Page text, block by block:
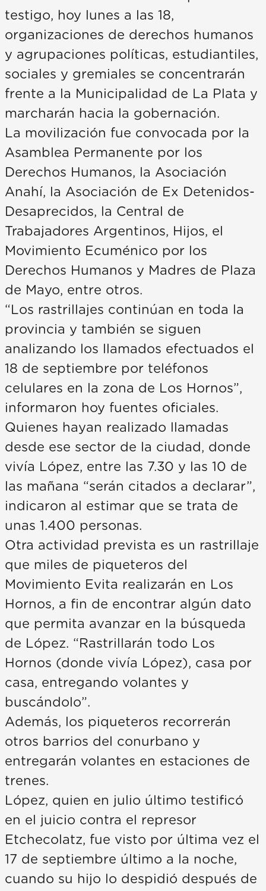
testigo, hoy lunes a las 18,
organizaciones de derechos humanos
y agrupaciones políticas, estudiantiles,
sociales y gremiales se concentrarán
frente a la Municipalidad de La Plata y
marcharán hacia la gobernación.
La movilización fue convocada por la
Asamblea Permanente por los
Derechos Humanos, la Asociación
Anahí, la Asociación de Ex Detenidos-
Desaprecidos, la Central de
Trabajadores Argentinos, Hijos, el
Movimiento Ecuménico por los
Derechos Humanos y Madres de Plaza
de Mayo, entre otros.
“Los rastrillajes continúan en toda la
provincia y también se siguen
analizando los llamados efectuados el
18 de septiembre por teléfonos
celulares en la zona de Los Hornos”,
informaron hoy fuentes oficiales.
Quienes hayan realizado llamadas
desde ese sector de la ciudad, donde
vivía López, entre las 7.30 y las 10 de
las mañana “serán citados a declarar”,
indicaron al estimar que se trata de
unas 1.400 personas.
Otra actividad prevista es un rastrillaje
que miles de piqueteros del
Movimiento Evita realizarán en Los
Hornos, a fin de encontrar algún dato
que permita avanzar en la búsqueda
de López. “Rastrillarán todo Los
Hornos (donde vivía López), casa por
casa, entregando volantes y
buscándolo”.
Además, los piqueteros recorrerán
otros barrios del conurbano y
entregarán volantes en estaciones de
trenes.
López, quien en julio último testificó
en el juicio contra el represor
Etchecolatz, fue visto por última vez el
17 de septiembre último a la noche,
cuando su hijo lo despidió después de